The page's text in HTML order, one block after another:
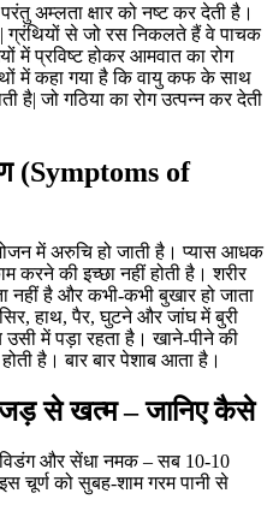
परंतु अम्लता क्षार को नष्ट कर देती है।
| ग्रंथियों से जो रस निकलते हैं वे पाचक
में प्रविष्ट होकर आमवात का रोग
में कहा गया है कि वायु कफ के साथ
है| जो गठिया का रोग उत्पन्न कर देती
(Symptoms of
में अरुचि हो जाती है। प्यास आधक
की इच्छा नहीं होती है। शरीर
नहीं है और कभी-कभी बुखार हो जाता
हाथ, पैर, घुटने और जांघ में बुरी
उसी में पड़ा रहता है। खाने-पीने की
है। बार बार पेशाब आता है।
जड़ से खत्म – जानिए कैसे
और सेंधा नमक – सब 10-10
चूर्ण को सुबह-शाम गरम पानी से